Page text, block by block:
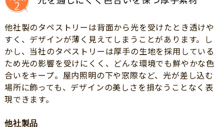
他社製のタペストリーは背面から光を受けたとき透けや
すく、デザインが薄く見えてしまうことがあります。し
かし、当社のタペストリーは厚手の生地を採用している
ため光の影響を受けにくく、どんな環境でも鮮やかな色
合いをキープ。屋内照明の下や窓際など、光が差し込む
場所に飾っても、デザインの美しさを損なうことなく表
現できます。
他社製品